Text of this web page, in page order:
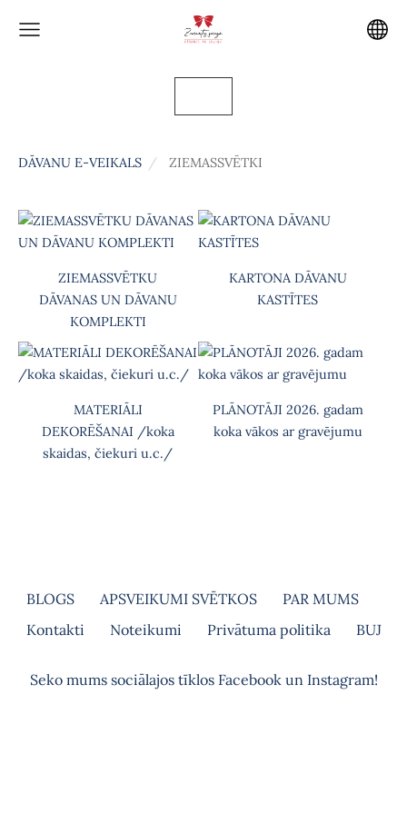
DĀVANU E-VEIKALS ZIEMASSVĒTKI
ZIEMASSVĒTKU
DĀVANAS UN DĀVANU
KOMPLEKTI
KARTONA DĀVANU
KASTĪTES
MATERIĀLI
DEKORĒŠANAI /koka
skaidas, čiekuri u.c./
PLĀNOTĀJI 2026. gadam
koka vākos ar gravējumu
BLOGS APSVEIKUMI SVĒTKOS
PAR MUMS
Kontakti
Noteikumi Privātuma politika BUJ
Seko mums sociālajos tīklos Facebook un Instagram!